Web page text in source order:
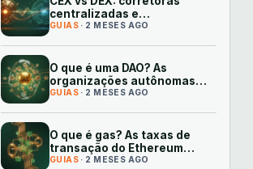
centralizadas e
descentralizadas explicadas
GUIAS · 2 MESES AGO
O que é uma DAO? As
organizações autônomas
descentralizadas explicadas
GUIAS · 2 MESES AGO
O que é gas? As taxas de
transação do Ethereum
explicadas
GUIAS · 2 MESES AGO